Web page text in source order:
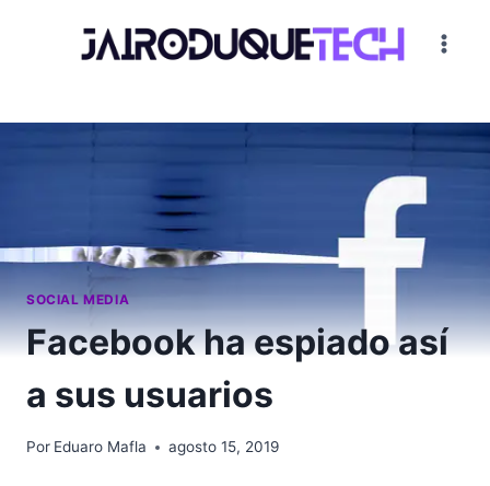
SOCIAL MEDIA
Facebook ha espiado así
a sus usuarios
Por Eduaro Mafla agosto 15, 2019